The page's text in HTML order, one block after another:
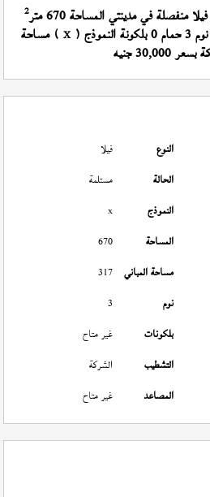
منفصلة في مدينتي المساحة 670 متر 2
X ) مساحة
جنيه
النوع
فيلا
الحالة
مستلمة
النموذج
x
المساحة
670
مساحة المباني 317
نوم
3
بلكونات
غير متاح
التشطيب
الشركة
المصاعد غير متاح